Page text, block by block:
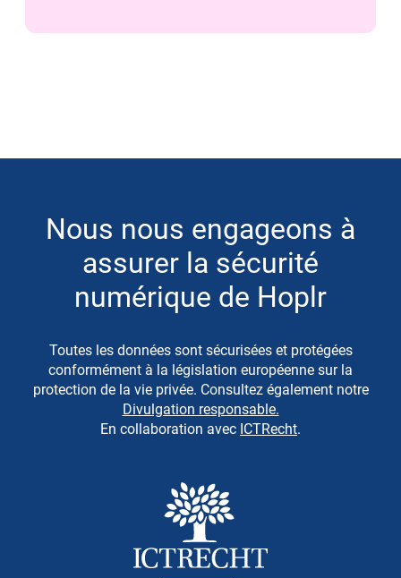
Nous nous engageons à
assurer la sécurité
numérique de Hoplr
Toutes les données sont sécurisées et protégées
conformément à la législation européenne sur la
protection de la vie privée. Consultez également notre
Divulgation responsable.
En collaboration avec ICTRecht.